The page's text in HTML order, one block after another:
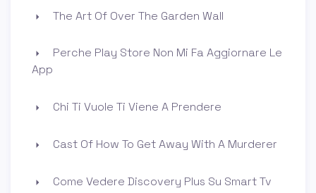
The Art Of Over The Garden Wall
Perche Play Store Non Mi Fa Aggiornare Le
App
Chi Ti Vuole Ti Viene A Prendere
Cast Of How To Get Away With A Murderer
Come Vedere Discovery Plus Su Smart Tv